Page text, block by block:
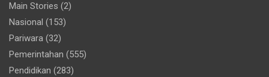
Main Stories (2)
Nasional (153)
Pariwara (32)
Pemerintahan (555)
Pendidikan (283)